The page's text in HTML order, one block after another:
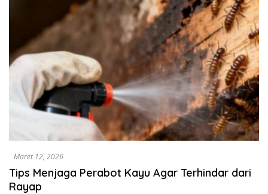
Maret 12, 2026
Tips Menjaga Perabot Kayu Agar Terhindar dari
Rayap